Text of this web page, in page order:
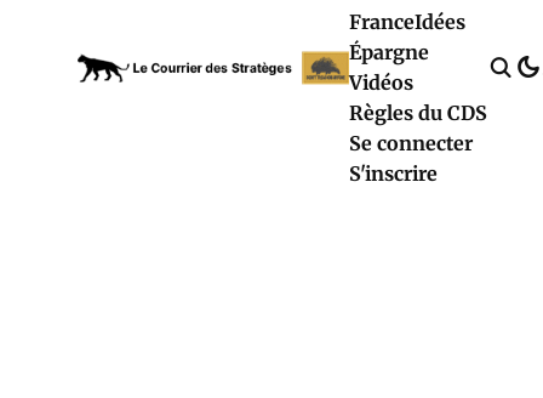
FranceIdées
Épargne
Vidéos
Règles du CDS
Se connecter
S'inscrire